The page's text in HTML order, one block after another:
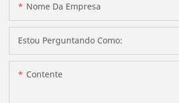
Nome Da Empresa
Estou Perguntando Como:
Contente